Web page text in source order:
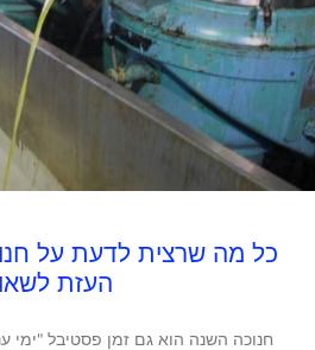
כל מה שרצית לדעת על
העזת
חנוכה השנה הוא גם זמן פסטיבל "ימי